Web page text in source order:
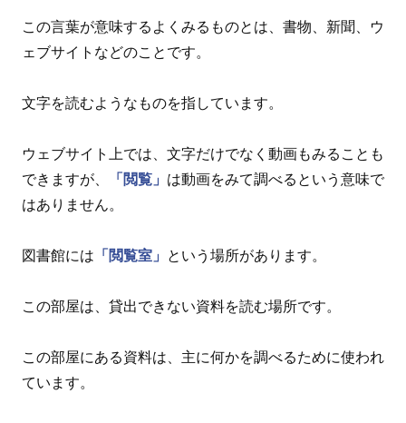
この言葉が意味するよくみるものとは、書物、新聞、ウ
ェブサイトなどのことです。
文字を読むようなものを指しています。
ウェブサイト上では、文字だけでなく動画もみることも
できますが、
「閲覧」 は動画をみて調べるという意味で
はありません。
図書館には 「閲覧室」 という場所があります。
この部屋は、貸出できない資料を読む場所です。
この部屋にある資料は、主に何かを調べるために使われ
ています。